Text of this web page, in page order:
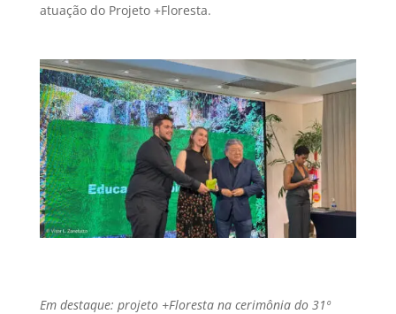
atuação do Projeto +Floresta.
Em destaque: projeto +Floresta na cerimônia do 31º